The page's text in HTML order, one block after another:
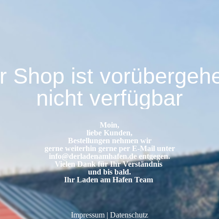
Shop ist
nicht verfügbar
Moin,
liebe Kunden,
Bestellungen nehmen wir
gerne weiterhin gerne per E-Mail unter
info@derladenamhafen.de entgegen.
Vielen Dank für Ihr Verständnis
und bis bald.
Ihr Laden am Hafen Team
Impressum | Datenschutz